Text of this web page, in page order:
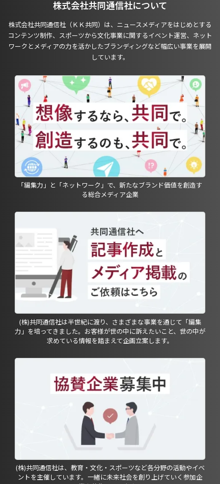
株式会社共同通信社について
株式会社共同通信社（ＫＫ共同）は、ニュースメディアをはじめとする
コンテンツ制作、スポーツから文化事業に関するイベント運営、ネット
ワークとメディアの力を活かしたブランディングなど幅広い事業を展開
しています。
「編集力」と「ネットワーク」で、新たなブランド価値を創造す
る総合メディア企業
(株)共同通信社は半世紀に渡り、さまざまな事業を通じて「編集
力」を培ってきました。お客様が世の中に訴えたいこと、世の中が
求めている情報を踏まえて企画立案します。
(株)共同通信社は、教育・文化・スポーツなど各分野の活動やイベ
ントを主催しています。一緒に未来社会を創り上げていく参加企